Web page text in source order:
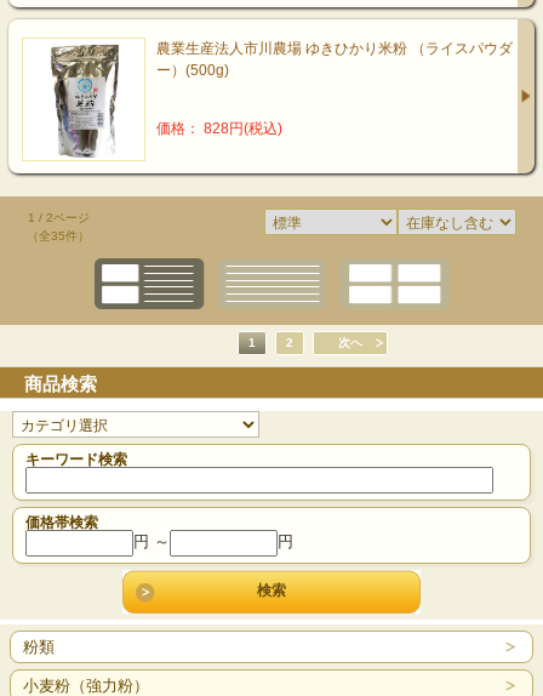
農業生産法人市川農場 ゆきひかり米粉 （ライスパウダ
ー）(500g)
価格： 828円(税込)
1 / 2ページ
（全35件）
1 2 次へ
商品検索
キーワード検索
価格帯検索
円 ～ 円
粉類
小麦粉（強力粉）